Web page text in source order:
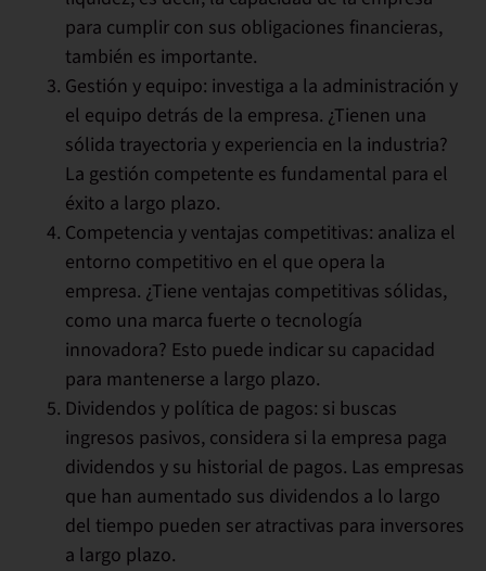
para cumplir con sus obligaciones financieras,
también es importante.
Gestión y equipo: investiga a la administración y
el equipo detrás de la empresa. ¿Tienen una
sólida trayectoria y experiencia en la industria?
La gestión competente es fundamental para el
éxito a largo plazo.
Competencia y ventajas competitivas: analiza el
entorno competitivo en el que opera la
empresa. ¿Tiene ventajas competitivas sólidas,
como una marca fuerte o tecnología
innovadora? Esto puede indicar su capacidad
para mantenerse a largo plazo.
Dividendos y política de pagos: si buscas
ingresos pasivos, considera si la empresa paga
dividendos y su historial de pagos. Las empresas
que han aumentado sus dividendos a lo largo
del tiempo pueden ser atractivas para inversores
a largo plazo.